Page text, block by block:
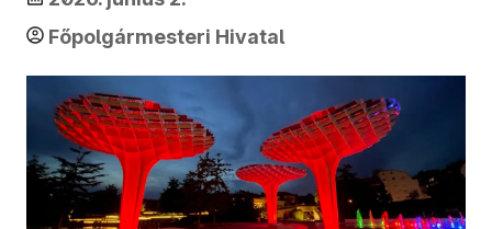
Főpolgármesteri Hivatal